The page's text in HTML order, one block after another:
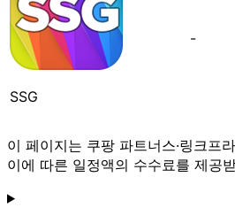
SSG
-
이 페이지는 쿠팡 파트너스·링크프
이에 따른 일정액의 수수료를 제공